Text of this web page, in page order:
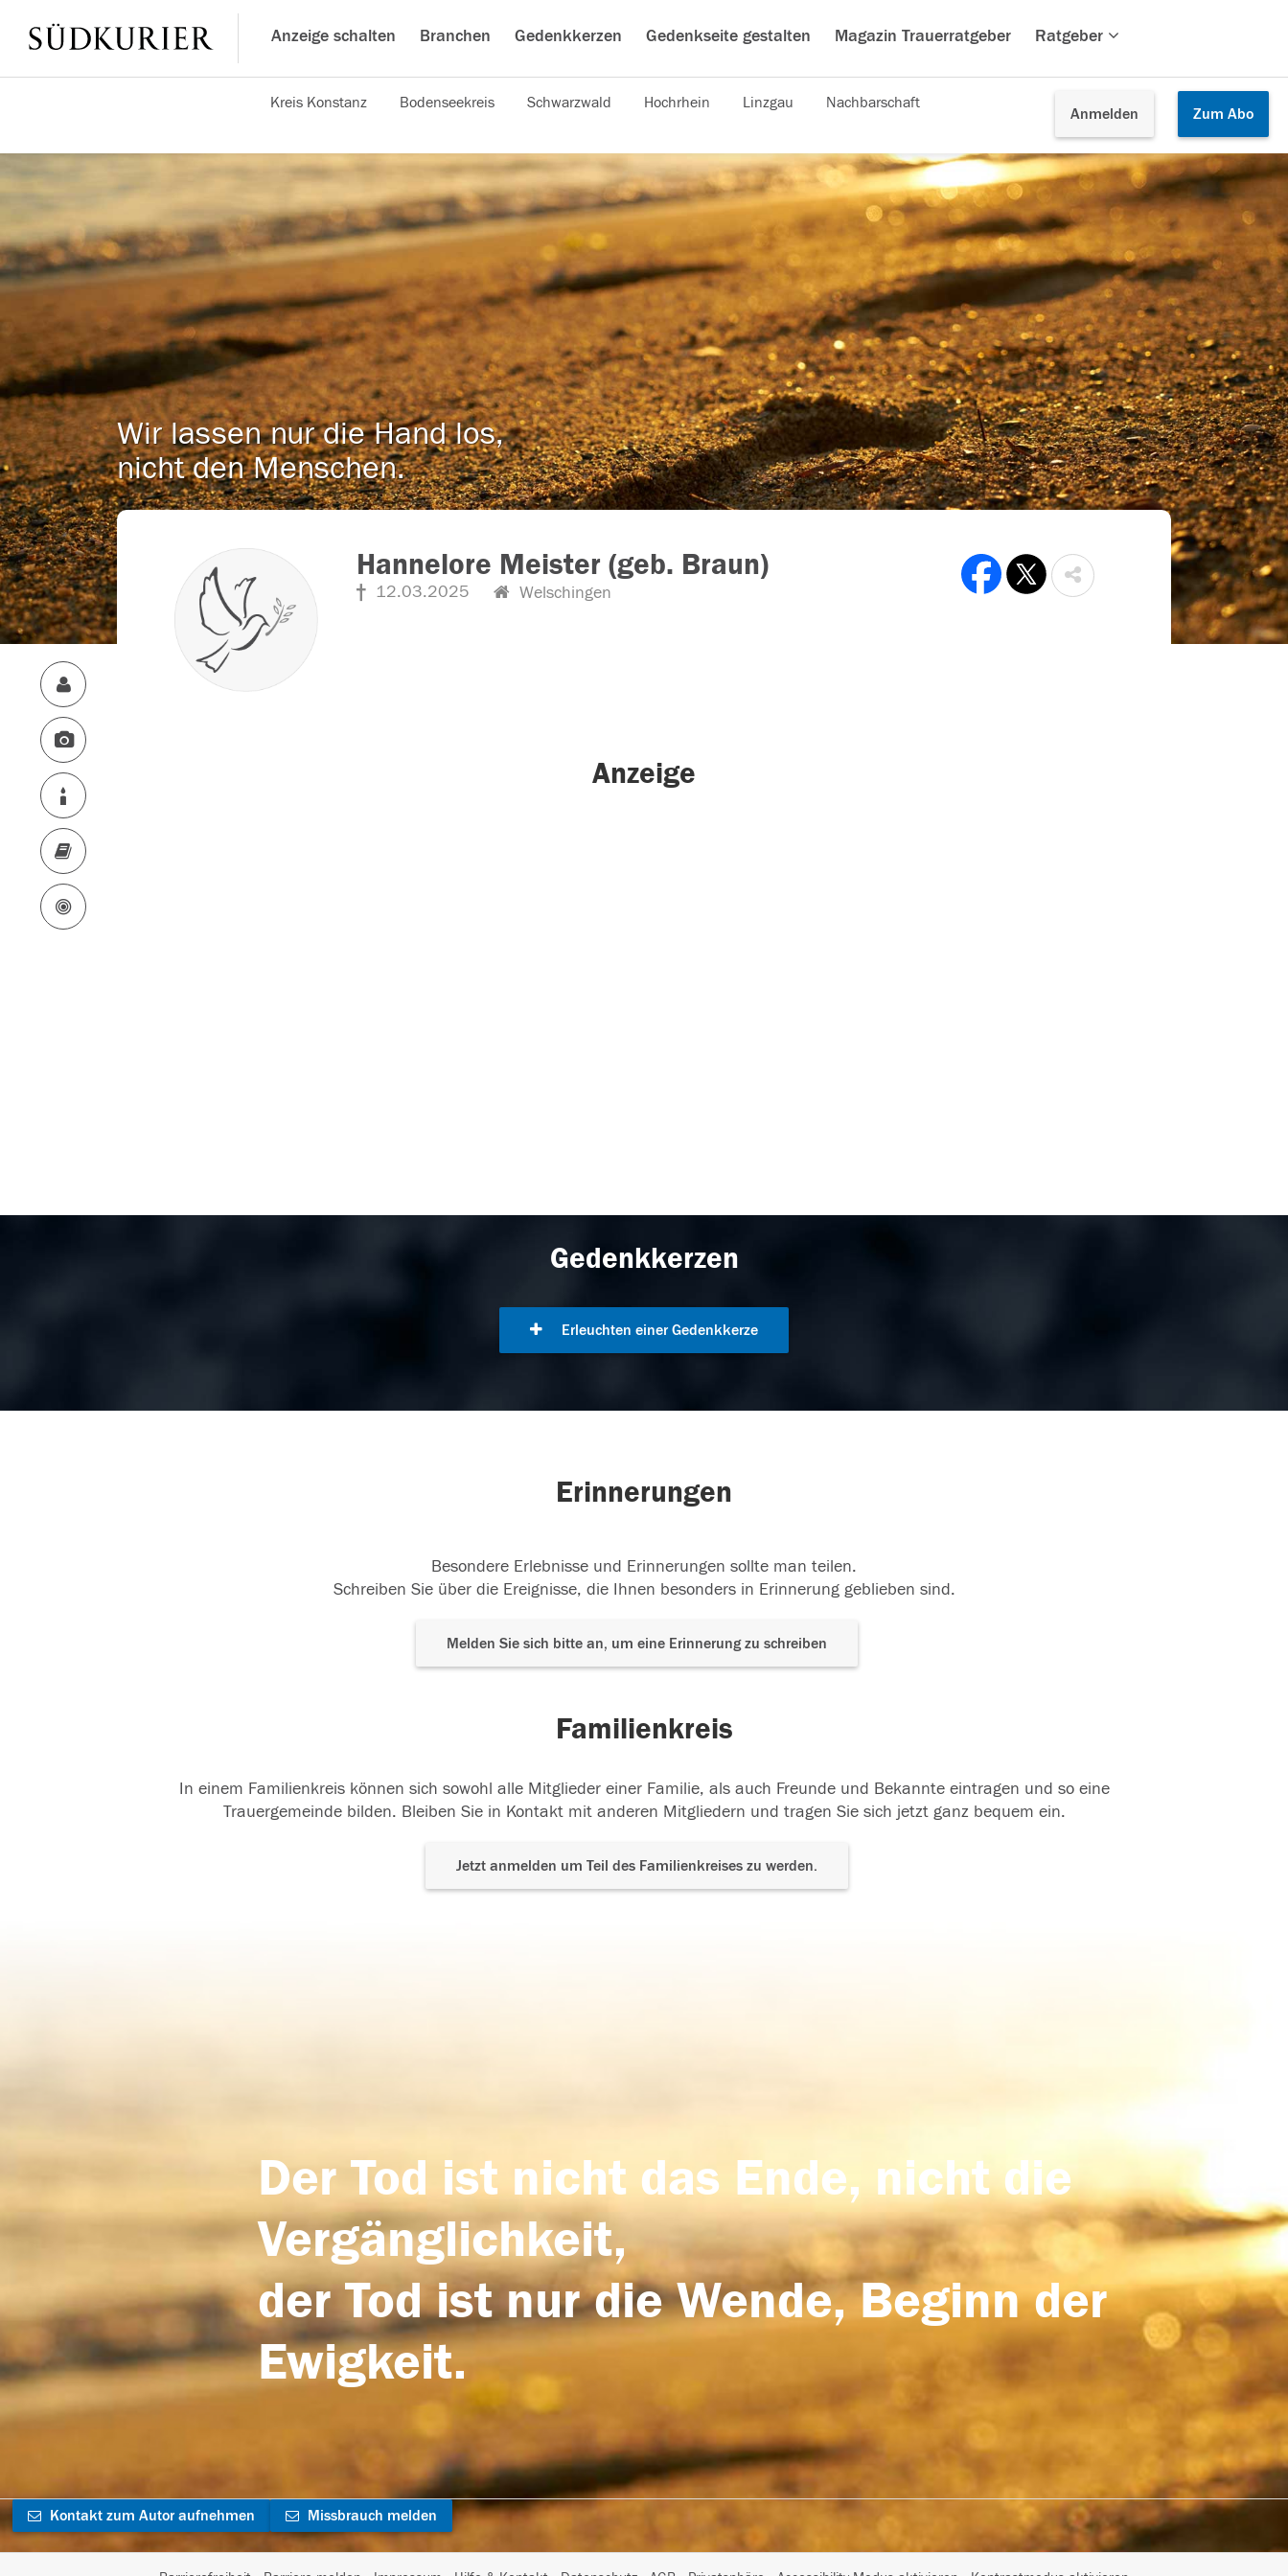
Anzeige schalten Branchen Gedenkkerzen Gedenkseite gestalten Magazin Trauerratgeber Ratgeber
Anmelden Zum Abo
Kreis Konstanz Bodenseekreis Schwarzwald Hochrhein Linzgau Nachbarschaft
Wir lassen nur die Hand los,
nicht den Menschen.
Hannelore Meister (geb. Braun)
12.03.2025 Welschingen
Anzeige
Gedenkkerzen
Erleuchten einer Gedenkkerze
Erinnerungen
Besondere Erlebnisse und Erinnerungen sollte man teilen.
Schreiben Sie über die Ereignisse, die Ihnen besonders in Erinnerung geblieben sind.
Melden Sie sich bitte an, um eine Erinnerung zu schreiben
Familienkreis
In einem Familienkreis können sich sowohl alle Mitglieder einer Familie, als auch Freunde und Bekannte eintragen und so eine
Trauergemeinde bilden. Bleiben Sie in Kontakt mit anderen Mitgliedern und tragen Sie sich jetzt ganz bequem ein.
Jetzt anmelden um Teil des Familienkreises zu werden.
Der Tod ist nicht das Ende, nicht die
Vergänglichkeit,
der Tod ist nur die Wende, Beginn der
Ewigkeit.
Kontakt zum Autor aufnehmen Missbrauch melden